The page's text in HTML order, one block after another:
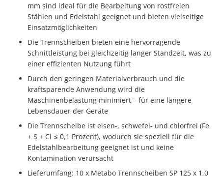
mm sind ideal für die Bearbeitung von rostfreien
Stählen und Edelstahl geeignet und bieten vielseitige
Einsatzmöglichkeiten
Die Trennscheiben bieten eine hervorragende
Schnittleistung bei gleichzeitig langer Standzeit, was zu
einer effizienten Nutzung führt
Durch den geringen Materialverbrauch und die
kraftsparende Anwendung wird die
Maschinenbelastung minimiert – für eine längere
Lebensdauer der Geräte
Die Trennscheibe ist eisen-, schwefel- und chlorfrei (Fe
+ S + Cl ≤ 0,1 Prozent), wodurch sie speziell für die
Edelstahlbearbeitung geeignet ist und keine
Kontamination verursacht
Lieferumfang: 10 x Metabo Trennscheiben SP 125 x 1,0